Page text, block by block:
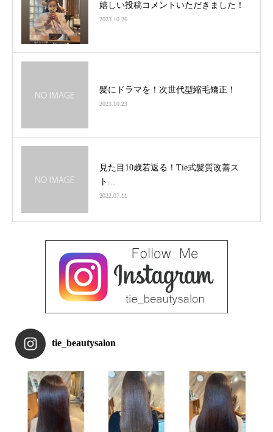
嬉しい投稿コメントいただきました！
2023.10.26
髪にドラマを！次世代型縮毛矯正！
2023.10.23
見た目10歳若返る！Tie式髪質改善ス
ト...
2022.07.11
tie_beautysalon